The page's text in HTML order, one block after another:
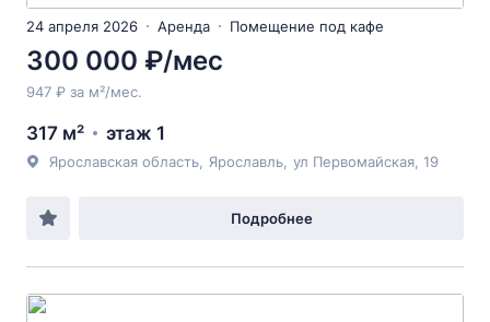
24 апреля 2026 Аренда Помещение под кафе
300 000 ₽/мес
947 ₽ за м²/мес.
317 м² этаж 1
Ярославская область Ярославль ул Первомайская , 19
Подробнее